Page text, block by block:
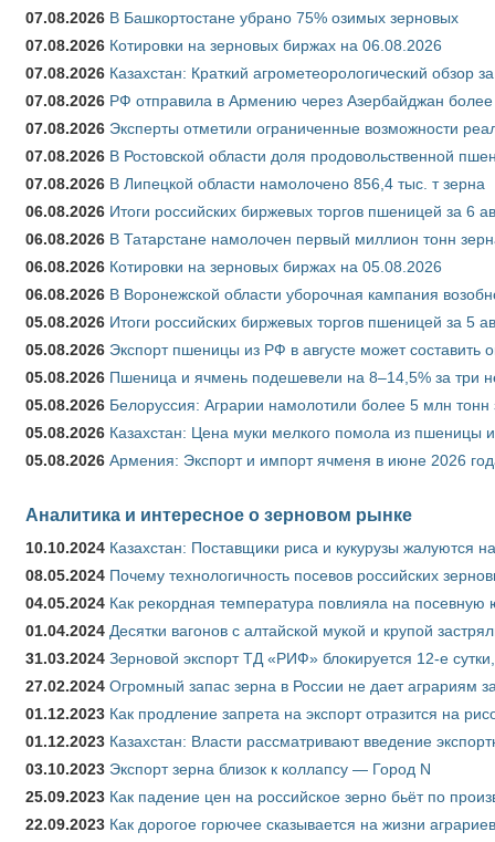
07.08.2026 В Башкортостане убрано 75% озимых зерновых
07.08.2026 Котировки на зерновых биржах на 06.08.2026
07.08.2026 Казахстан: Краткий агрометеорологический обзор
07.08.2026 РФ отправила в Армению через Азербайджан более
07.08.2026 Эксперты отметили ограниченные возможности
07.08.2026 В Ростовской области доля продовольственной
07.08.2026 В Липецкой области намолочено 856,4 тыс. т зерна
06.08.2026 Итоги российских биржевых торгов пшеницей за 6
06.08.2026 В Татарстане намолочен первый миллион тонн
06.08.2026 Котировки на зерновых биржах на 05.08.2026
06.08.2026 В Воронежской области уборочная кампания
05.08.2026 Итоги российских биржевых торгов пшеницей за 5
05.08.2026 Экспорт пшеницы из РФ в августе может составить
05.08.2026 Пшеница и ячмень подешевели на 8–14,5% за три
05.08.2026 Белоруссия: Аграрии намолотили более 5 млн тонн
05.08.2026 Казахстан: Цена муки мелкого помола из пшеницы
05.08.2026 Армения: Экспорт и импорт ячменя в июне 2026
Аналитика и интересное о зерновом рынке
10.10.2024 Казахстан: Поставщики риса и кукурузы жалуются
08.05.2024 Почему технологичность посевов российских
04.05.2024 Как рекордная температура повлияла на
01.04.2024 Десятки вагонов с алтайской мукой и крупой
31.03.2024 Зерновой экспорт ТД «РИФ» блокируется 12-е
27.02.2024 Огромный запас зерна в России не дает аграриям
01.12.2023 Как продление запрета на экспорт отразится на
01.12.2023 Казахстан: Власти рассматривают введение
03.10.2023 Экспорт зерна близок к коллапсу — Город N
25.09.2023 Как падение цен на российское зерно бьёт по
22.09.2023 Как дорогое горючее сказывается на жизни аграриев